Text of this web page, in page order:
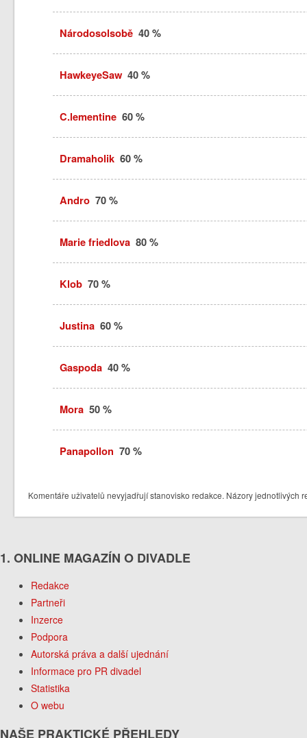
Národosolsobě40 %
HawkeyeSaw40 %
C.lementine60 %
Dramaholik60 %
Andro70 %
Marie friedlova80 %
Klob70 %
Justina60 %
Gaspoda40 %
Mora50 %
Panapollon 70 %
Komentáře uživatelů nevyjadřují stanovisko redakce. Názory jednotlivých
1. ONLINE MAGAZÍN O DIVADLE
Redakce
Partneři
Inzerce
Podpora
Autorská práva a další ujednání
Informace pro PR divadel
Statistika
O webu
NAŠE PRAKTICKÉ PŘEHLEDY